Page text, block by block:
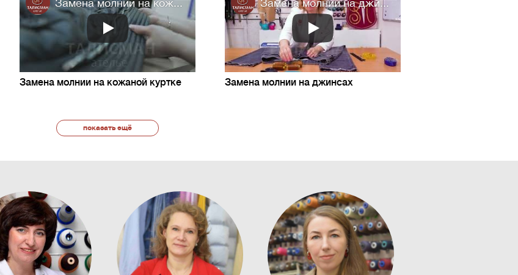
Замена молнии на кож...
Замена молнии на кожаной куртке
Замена молнии на джи...
Замена молнии на джинсах
показать ещё